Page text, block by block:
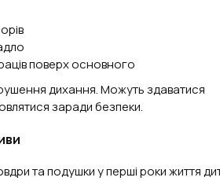
поверх основного
дихання. Можуть здаватися
заради безпеки.
та подушки у перші роки життя